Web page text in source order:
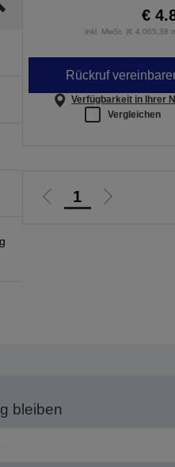
€
inkl. MwSt. (€ 4.065,38
Rückruf
Verfügbarkeit in Ihrer
Vergleichen
Zur 1
Zur
bleiben